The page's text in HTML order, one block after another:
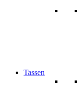
Tassen